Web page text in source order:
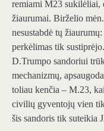
remiami M23 sukilėliai,
žiaurumai. Birželio
nesustabdė tų
perkėlimas tik
D.Trumpo sandoriui
mechanizmų,
toliau kenčia – M.23,
civilių gyventojų vien
šis sandoris tik suteikia